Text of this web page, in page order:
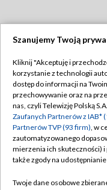
Abonament TVP
Emisja w TVP
Centrum informacji
Naziemna
Szanujemy Twoją
Kliknij "Akceptuję i
korzystanie z technologii
dostęp do informacji na
przechowywanie oraz na
nas, czyli Telewizję Polską
Zaufanych Partnerów z IAB*
Partnerów TVP (93 firm), w
zautomatyzowanego
mierzenia ich skuteczności) i
także zgody na
Twoje dane osobowe